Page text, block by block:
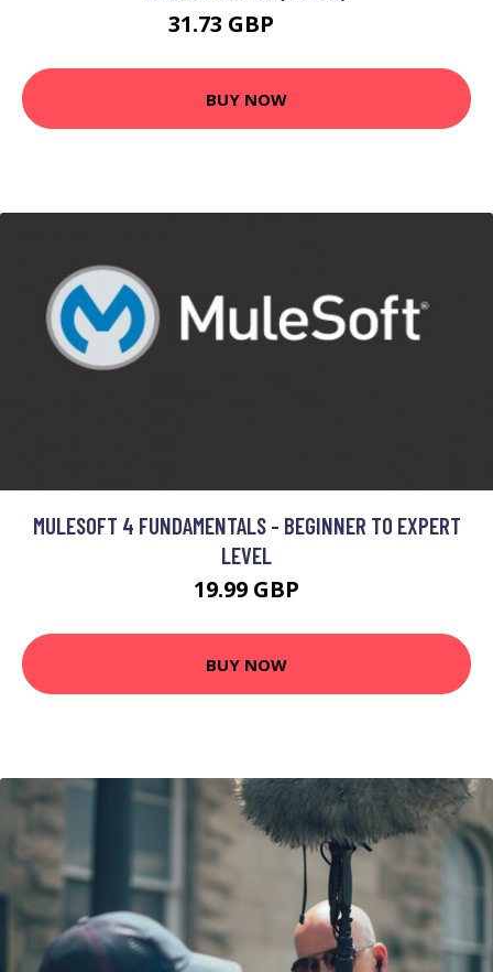
31.73 GBP
BUY NOW
MULESOFT 4 FUNDAMENTALS - BEGINNER TO EXPERT
LEVEL
19.99 GBP
BUY NOW